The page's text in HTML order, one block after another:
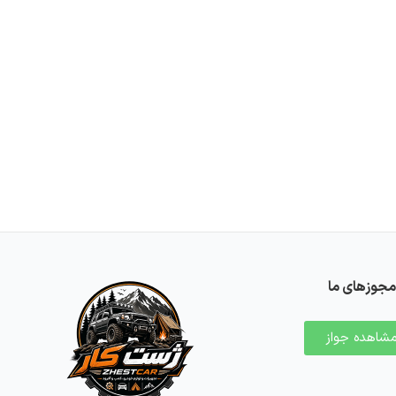
مجوزهای ما
مشاهده جواز